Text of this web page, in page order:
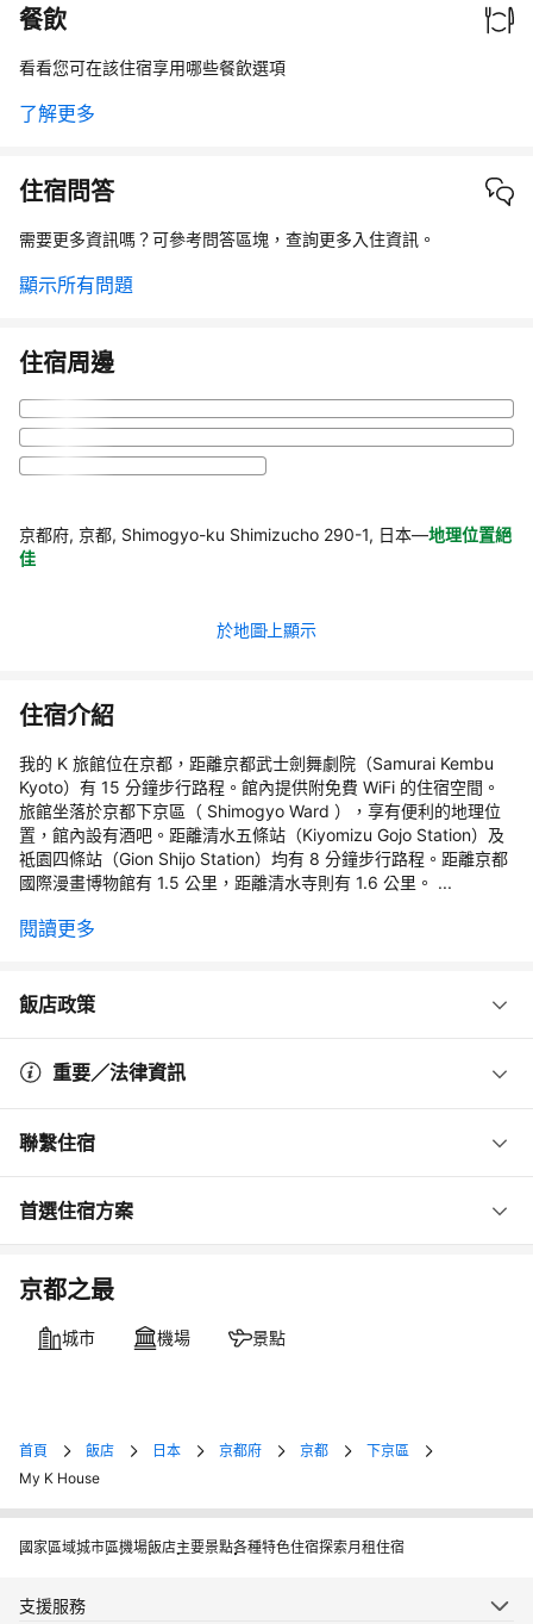
餐飲
看看您可在該住宿享用哪些餐飲選項
了解更多
住宿問答
需要更多資訊嗎？可參考問答區塊，查詢更多入住資訊。
顯示所有問題
住宿周邊
京都府, 京都, Shimogyo-ku Shimizucho 290-1, 日本—地理位置絕
佳
於地圖上顯示
住宿介紹
我的 K 旅館位在京都，距離京都武士劍舞劇院（Samurai Kembu
Kyoto）有 15 分鐘步行路程。館內提供附免費 WiFi 的住宿空間。
旅館坐落於京都下京區（ Shimogyo Ward ），享有便利的地理位
置，館內設有酒吧。距離清水五條站（Kiyomizu Gojo Station）及
祗園四條站（Gion Shijo Station）均有 8 分鐘步行路程。距離京都
國際漫畫博物館有 1.5 公里，距離清水寺則有 1.6 公里。 ...
閱讀更多
飯店政策
重要／法律資訊
聯繫住宿
首選住宿方案
京都之最
城市 機場 景點
首頁 飯店 日本 京都府 京都
下京區
My K House
國家區域城市區機場飯店主要景點各種特色住宿探索月租住宿
支援服務